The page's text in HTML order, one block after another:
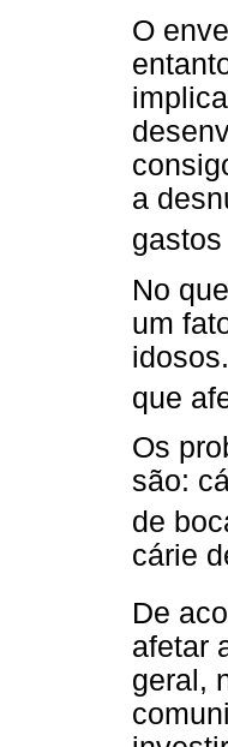
O
a
No
um
que
Os
são:
de
cárie
De
afetar
geral,